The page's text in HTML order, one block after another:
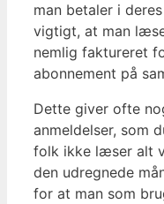
man betaler i
vigtigt, at man
nemlig faktureret
abonnement på
Dette giver ofte
anmeldelser, som
folk ikke læser alt
den udregnede
for at man som